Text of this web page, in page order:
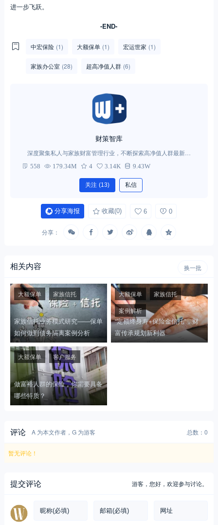
进一步飞跃。
-END-
中宏保险 (1) 大额保单 (1) 宏运世家 (1)
家族办公室 (28) 超高净值人群 (6)
财策智库
深度聚集私人与家族财富管理行业，不断探索高净值人群最新需
求。
558 179.34M 4 3.14K 9.43W
关注 (13) 私信
分享海报 收藏(0) 6 0
分享：
相关内容 换一批
家族信托业务模式研究——保单
如何做到债务隔离案例分析
大额保单 家族信托
“定额终身寿+保险金信托”，财
富传承规划新利器
大额保单
家族信托
案例解析
做富裕人群的保险，你需要具备
哪些特质？
大额保单 客户服务
评论 A 为本文作者，G 为游客 总数：0
暂无评论！
提交评论 游客，您好，欢迎参与讨论。